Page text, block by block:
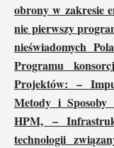
obrony w zakresie
nie pierwszy
nieświadomych
Programu
Projektów: –
Metody i
HPM, –
technologii